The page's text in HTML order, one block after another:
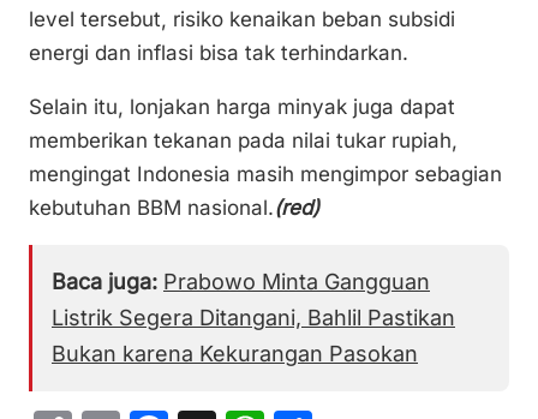
level tersebut, risiko kenaikan beban subsidi
energi dan inflasi bisa tak terhindarkan.
Selain itu, lonjakan harga minyak juga dapat
memberikan tekanan pada nilai tukar rupiah,
mengingat Indonesia masih mengimpor sebagian
kebutuhan BBM nasional.(red)
Baca juga: Prabowo Minta Gangguan
Listrik Segera Ditangani, Bahlil Pastikan
Bukan karena Kekurangan Pasokan